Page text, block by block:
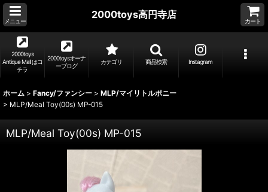
メニュー
2000toys高円寺店
カート
2000toys
Antique Mall はコ
チラ
2000toysオーナ
ーブログ
カテゴリ 商品検索 Instagram
ホーム > Fancy/ファンシー > MLP/マイリトルポニー
> MLP/Meal Toy(00s) MP-015
MLP/Meal Toy(00s) MP-015